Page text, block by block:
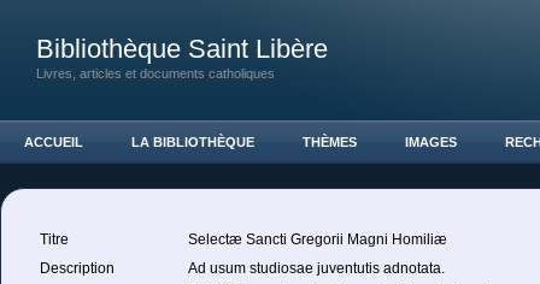
Bibliothèque Saint Libère
Livres, articles et documents catholiques
ACCUEIL LA BIBLIOTHÈQUE THÈMES IMAGES
Titre
Selectæ Sancti Gregorii Magni Homiliæ
Description
Ad usum studiosae juventutis adnotata.